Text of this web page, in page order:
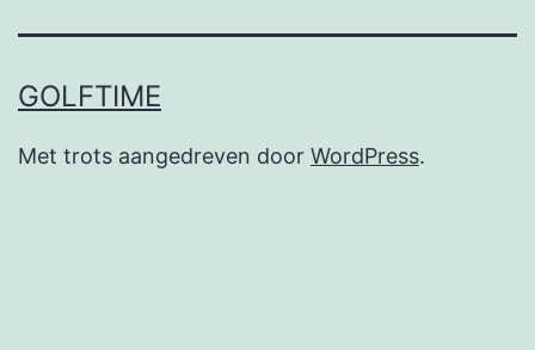
GOLFTIME
Met trots aangedreven door WordPress.